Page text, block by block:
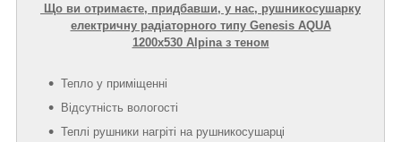
Що ви отримаєте, придбавши, у нас, рушникосушарку
електричну радіаторного типу Genesis AQUA
1200х530 Alpina з теном
Тепло у приміщенні
Відсутність вологості
Теплі рушники нагріті на рушникосушарці